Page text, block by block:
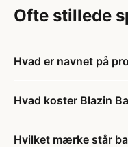
Ofte stillede
Hvad er navnet på
Hvad koster Blazin
Hvilket mærke står